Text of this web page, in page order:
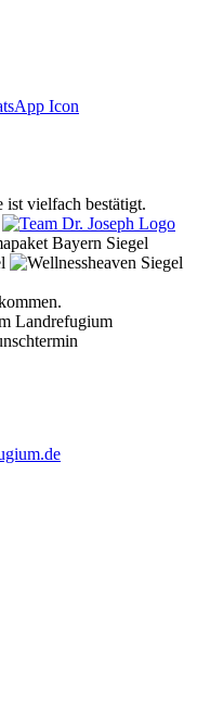
ist vielfach bestätigt.
Landrefugium